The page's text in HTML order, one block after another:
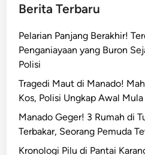
Berita Terbaru
Pelarian Panjang Berakhir!
Penganiayaan yang Buron
Polisi
Tragedi Maut di Manado!
Kos, Polisi Ungkap Awal
Manado Geger! 3 Rumah di
Terbakar, Seorang Pemuda
Kronologi Pilu di Pantai